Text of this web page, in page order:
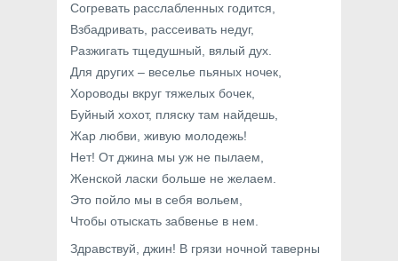
Согревать расслабленных годится,
Взбадривать, рассеивать недуг,
Разжигать тщедушный, вялый дух.
Для других – веселье пьяных ночек,
Хороводы вкруг тяжелых бочек,
Буйный хохот, пляску там найдешь,
Жар любви, живую молодежь!
Нет! От джина мы уж не пылаем,
Женской ласки больше не желаем.
Это пойло мы в себя вольем,
Чтобы отыскать забвенье в нем.
Здравствуй, джин! В грязи ночной таверны